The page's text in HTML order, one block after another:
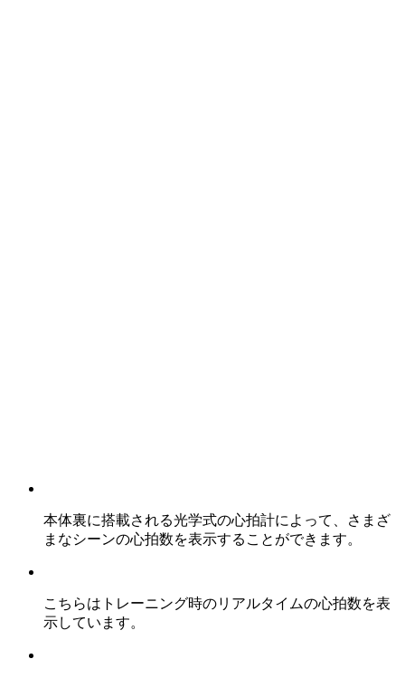
本体裏に搭載される光学式の心拍計によって、さまざ
まなシーンの心拍数を表示することができます。
こちらはトレーニング時のリアルタイムの心拍数を表
示しています。